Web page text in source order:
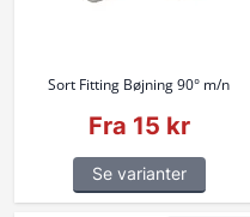
Sort Fitting Bøjning 90° m/n
Fra 15 kr
Se varianter